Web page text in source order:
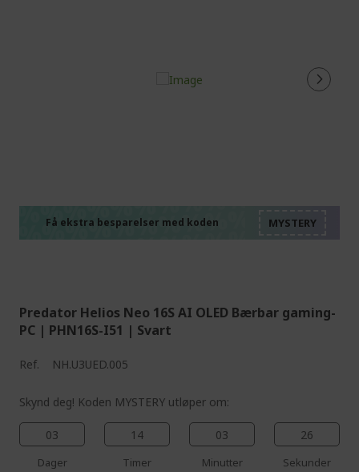
Få ekstra besparelser med koden
Predator Helios Neo 16S AI OLED Bærbar gaming-
PC | PHN16S-I51 | Svart
Ref. NH.U3UED.005
Skynd deg! Koden MYSTERY utløper om:
03
Dager
14
Timer
03
Minutter
25
Sekunder